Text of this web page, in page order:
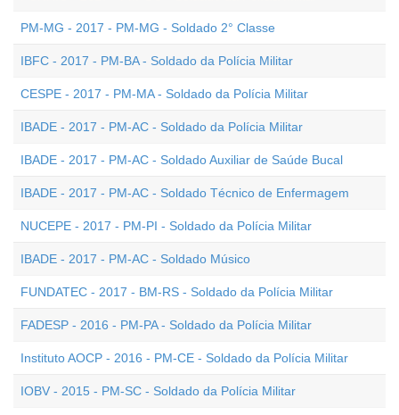
PM-MG - 2017 - PM-MG - Soldado 2° Classe
IBFC - 2017 - PM-BA - Soldado da Polícia Militar
CESPE - 2017 - PM-MA - Soldado da Polícia Militar
IBADE - 2017 - PM-AC - Soldado da Polícia Militar
IBADE - 2017 - PM-AC - Soldado Auxiliar de Saúde Bucal
IBADE - 2017 - PM-AC - Soldado Técnico de Enfermagem
NUCEPE - 2017 - PM-PI - Soldado da Polícia Militar
IBADE - 2017 - PM-AC - Soldado Músico
FUNDATEC - 2017 - BM-RS - Soldado da Polícia Militar
FADESP - 2016 - PM-PA - Soldado da Polícia Militar
Instituto AOCP - 2016 - PM-CE - Soldado da Polícia Militar
IOBV - 2015 - PM-SC - Soldado da Polícia Militar